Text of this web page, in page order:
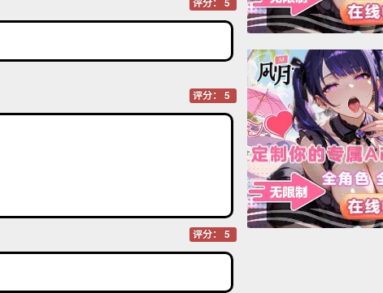
评分： 5
评分： 5